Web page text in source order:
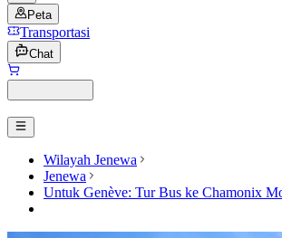
Peta
Transportasi
Chat
Wilayah Jenewa
Jenewa
Untuk Genève: Tur Bus ke Chamonix